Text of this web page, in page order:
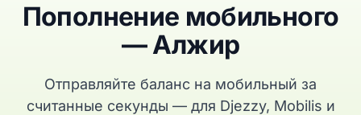
Пополнение мобильного
— Алжир
Отправляйте баланс на мобильный за
считанные секунды — для Djezzy, Mobilis и